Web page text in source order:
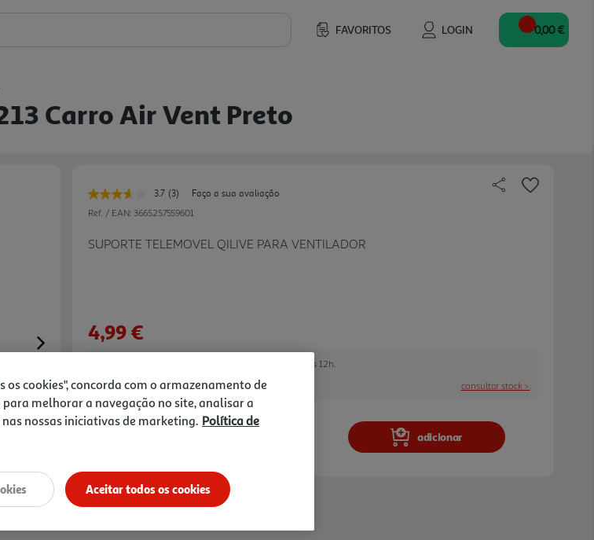
FAVORITOS LOGIN 0,00 €
Carro Air Vent Preto
Next
3.7 Leu
3
Link
para
(3)
Faça a sua avaliação
Ref. / EAN: 3665257559601
SUPORTE TELEMOVEL QILIVE PARA VENTILADOR
4,99 €
, se encomendar até às 12h.
consultar stock >.
adicionar
os cookies", concorda com o armazenamento de
melhorar a navegação no site, analisar a
nossas iniciativas de marketing. Política de
Aceitar todos os cookies